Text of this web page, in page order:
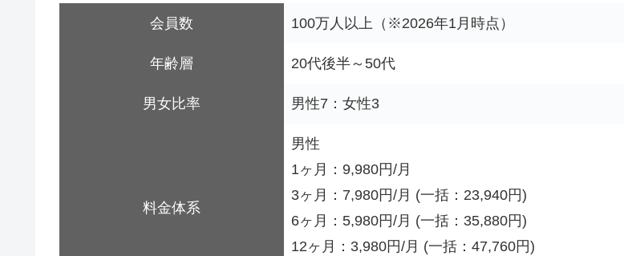
会員数 100万人以上（※2026年1月時点）
年齢層 20代後半～50代
男女比率 男性7：女性3
料金体系
男性
1ヶ月：9,980円/月
3ヶ月：7,980円/月 (一括：23,940円)
6ヶ月：5,980円/月 (一括：35,880円)
12ヶ月：3,980円/月 (一括：47,760円)